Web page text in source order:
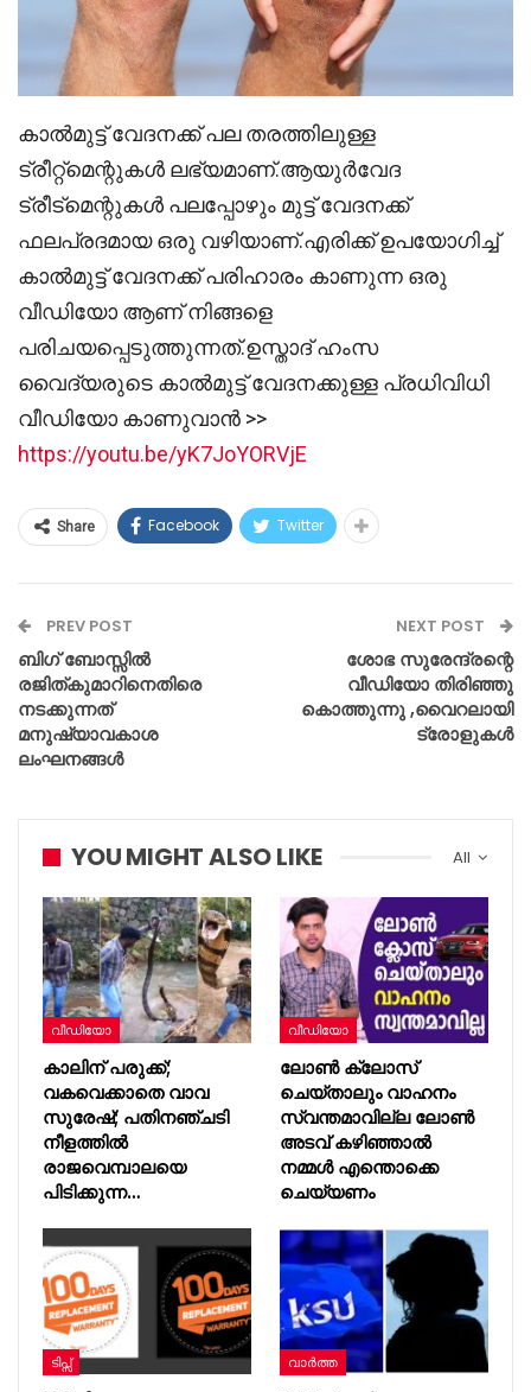
കാൽമുട്ട് വേദനക്ക് പല തരത്തിലുള്ള
ട്രീറ്റ്മെന്റുകൾ ലഭ്യമാണ്.ആയുർവേദ
ട്രീട്മെന്റുകൾ പലപ്പോഴും മുട്ട് വേദനക്ക്
ഫലപ്രദമായ ഒരു വഴിയാണ്.എരിക്ക് ഉപയോഗിച്ച്
കാൽമുട്ട് വേദനക്ക് പരിഹാരം കാണുന്ന ഒരു
വീഡിയോ ആണ് നിങ്ങളെ
പരിചയപ്പെടുത്തുന്നത്.ഉസ്താദ് ഹംസ
വൈദ്യരുടെ കാൽമുട്ട് വേദനക്കുള്ള പ്രധിവിധി
വീഡിയോ കാണുവാൻ >>
https://youtu.be/yK7JoYORVjE
Share Facebook Twitter
PREV POST
ബിഗ് ബോസ്സിൽ
രജിത്കുമാറിനെതിരെ
നടക്കുന്നത്
മനുഷ്യാവകാശ
ലംഘനങ്ങൾ
NEXT POST
ശോഭ സുരേന്ദ്രന്റെ
വീഡിയോ തിരിഞ്ഞു
കൊത്തുന്നു ,വൈറലായി
ട്രോളുകൾ
All
YOU MIGHT ALSO LIKE
വീഡിയോ
കാലിന് പരുക്ക്;
വകവെക്കാതെ വാവ
സുരേഷ്; പതിനഞ്ചടി
നീളത്തിൽ
രാജവെമ്പാലയെ
പിടിക്കുന്ന…
വീഡിയോ
ലോൺ ക്ലോസ്
ചെയ്‌താലും വാഹനം
സ്വന്തമാവില്ല ലോൺ
അടവ് കഴിഞ്ഞാൽ
നമ്മൾ എന്തൊക്കെ
ചെയ്യണം
ടിപ്സ് വാർത്ത